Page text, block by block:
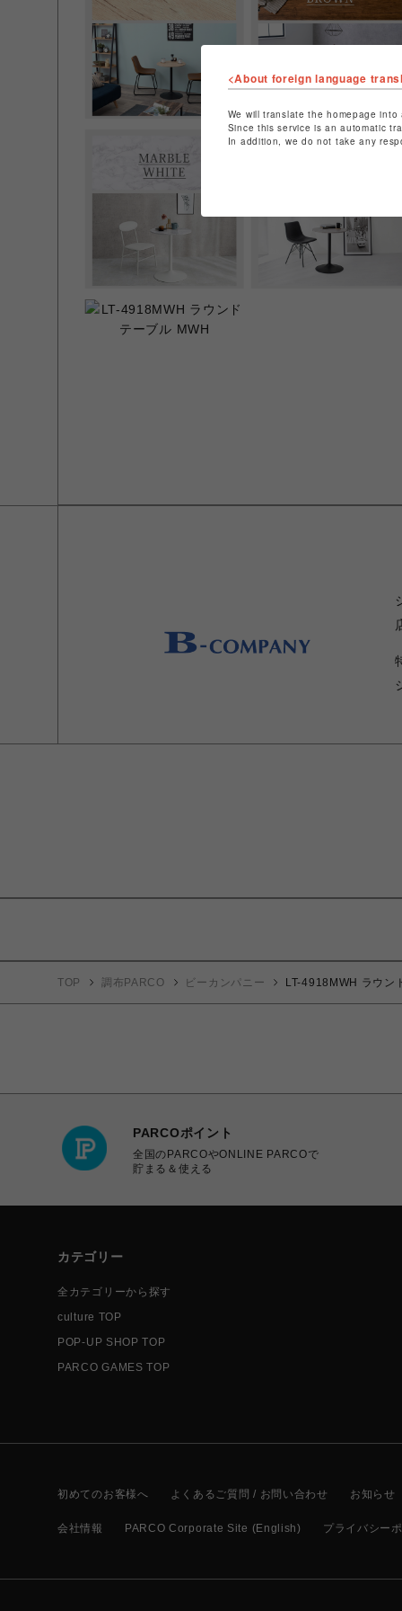
TOP 調布PARCO ビーカンパニー LT-4918MWH ラウン
PARCOポイント
全国のPARCOやONLINE PARCOで
貯まる＆使える
カテゴリー
全カテゴリーから探す
culture TOP
POP-UP SHOP TOP
PARCO GAMES TOP
初めてのお客様へ よくあるご質問 / お問い合わせ お知らせ
会社情報 PARCO Corporate Site (English) プライバシー
<About foreign language
We will translate the homepage
Since this service is an automatic
In addition, we do not take any